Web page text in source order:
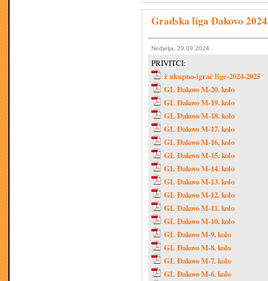
Gradska liga Đakovo
Nedjelja, 29.09.2024.
PRIVITCI:
ž ukupno-igrač lige-2024-2025
GL Đakovo M-20. kolo
GL Đakovo M-19. kolo
GL Đakovo M-18. kolo
GL Đakovo M-17. kolo
GL Đakovo M-16. kolo
GL Đakovo M-15. kolo
GL Đakovo M-14. kolo
GL Đakovo M-13. kolo
GL Đakovo M-12. kolo
GL Đakovo M-11. kolo
GL Đakovo M-10. kolo
GL Đakovo M-9. kolo
GL Đakovo M-8. kolo
GL Đakovo M-7. kolo
GL Đakovo M-6. kolo